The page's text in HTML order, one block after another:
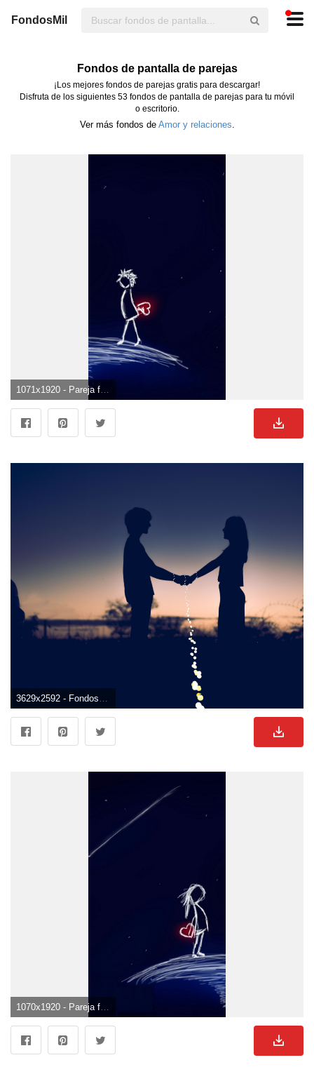
FondosMil
Fondos de pantalla de parejas
¡Los mejores fondos de parejas gratis para descargar!
Disfruta de los siguientes 53 fondos de pantalla de parejas para tu móvil
o escritorio.
Ver más fondos de Amor y relaciones.
1071x1920 - Pareja fondo de pantalla | ☆ pareja fondo de pantalla del teléfono ☆ | Pasangan animasi. Fondo de pantalla de parejas.
3629x2592 - Fondos de pantalla: pareja, amor, siluetas, felicidad 3629x2592. Imágen de parejas.
1070x1920 - Pareja fondo de pantalla | ☆ pareja fondo de pantalla del teléfono ☆ | Pasangan animasi. Fondo para móvil de parejas.